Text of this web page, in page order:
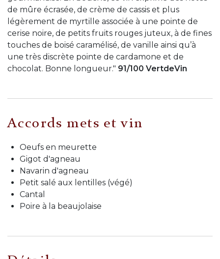
de mûre écrasée, de crème de cassis et plus
légèrement de myrtille associée à une pointe de
cerise noire, de petits fruits rouges juteux, à de fines
touches de boisé caramélisé, de vanille ainsi qu’à
une très discrète pointe de cardamone et de
chocolat. Bonne longueur." 91/100 VertdeVin
Accords mets et vin
Oeufs en meurette
Gigot d'agneau
Navarin d'agneau
Petit salé aux lentilles (végé)
Cantal
Poire à la beaujolaise